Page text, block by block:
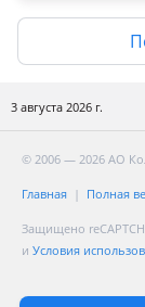
3 августа 2026 г.
© 2006 — 2026 АО
Главная Полная
Защищено
и Условия